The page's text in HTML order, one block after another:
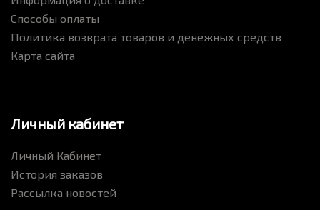
Способы оплаты
Политика возврата товаров и денежных средств
Карта сайта
Личный кабинет
Личный Кабинет
История заказов
Рассылка новостей